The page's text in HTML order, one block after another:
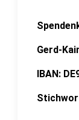
Gerd-
IBAN: